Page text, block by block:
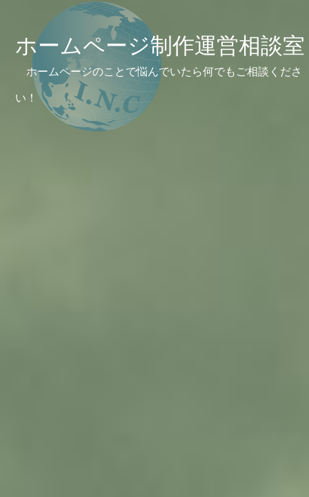
ホームページ制作運営相談室
ホームページのことで悩んでいたら何でもご相談くださ
い！